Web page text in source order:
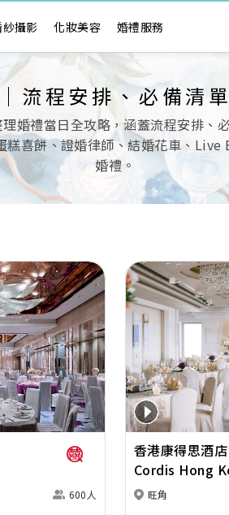
攝影 化妝美容 婚禮服務
流程安排、必備清
婚禮當日全攻略，涵蓋流程安排
喜餅、證婚律師、結婚花車、
婚禮。
Next
600人
Previous
香港康得思酒店
Cordis Hong
旺角